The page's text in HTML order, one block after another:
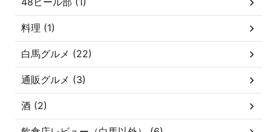
料理 (1)
白馬グルメ (22)
通販グルメ (3)
酒 (2)